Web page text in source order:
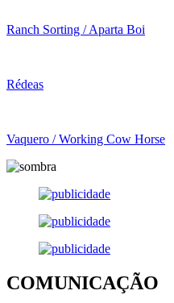
Ranch Sorting / Aparta Boi
Rédeas
Vaquero / Working Cow Horse
COMUNICAÇÃO